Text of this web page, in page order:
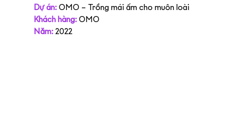
Dự án: OMO – Trồng mái ấm cho muôn loài
Khách hàng: OMO
Năm: 2022